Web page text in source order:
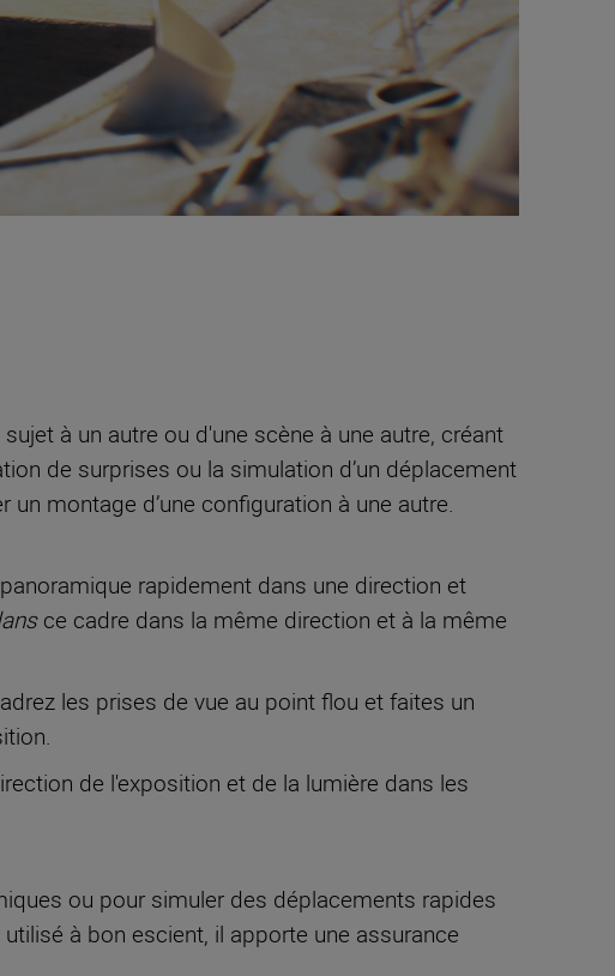
à un autre ou d'une scène à une autre, créant
de surprises ou la simulation d’un déplacement
montage d’une configuration à une autre.
rapidement dans une direction et
ce cadre dans la même direction et à la même
les prises de vue au point flou et faites un
de l'exposition et de la lumière dans les
ou pour simuler des déplacements rapides
à bon escient, il apporte une assurance